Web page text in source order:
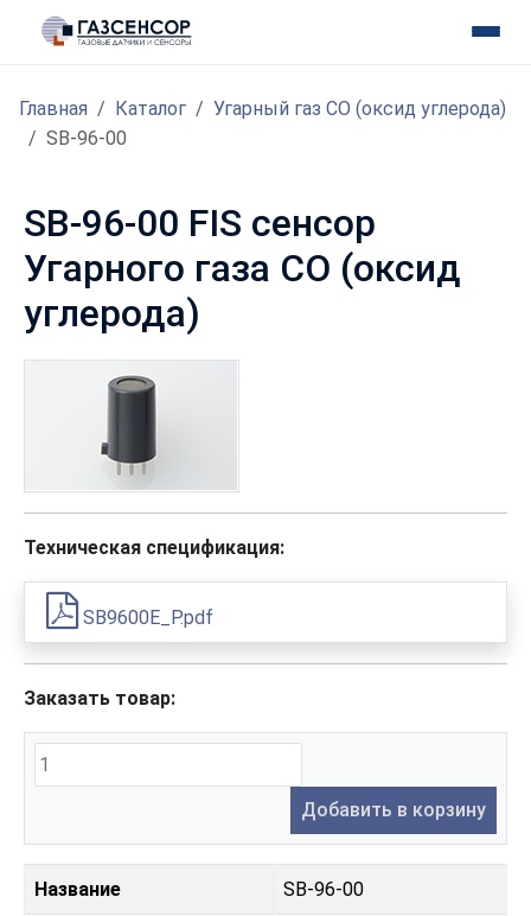
Главная Каталог
Угарный газ CO (оксид углерода)
SB-96-00
SB-96-00 FIS сенсор
Угарного газа CO (оксид
углерода)
Техническая спецификация:
SB9600E_P.pdf
Заказать товар:
Добавить в корзину
Название SB-96-00